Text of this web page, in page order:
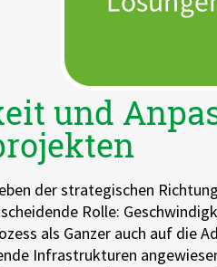
und
der strategischen
Rolle:
als Ganzer auch auf
Infrastrukturen